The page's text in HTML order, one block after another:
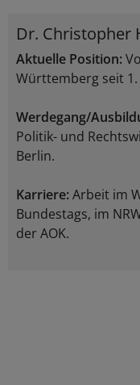
Dr. Christopher
Aktuelle Position:
Württemberg seit
Werdegang/
Politik- und
Berlin.
Karriere:Arbeit im
Bundestags, im
der AOK.